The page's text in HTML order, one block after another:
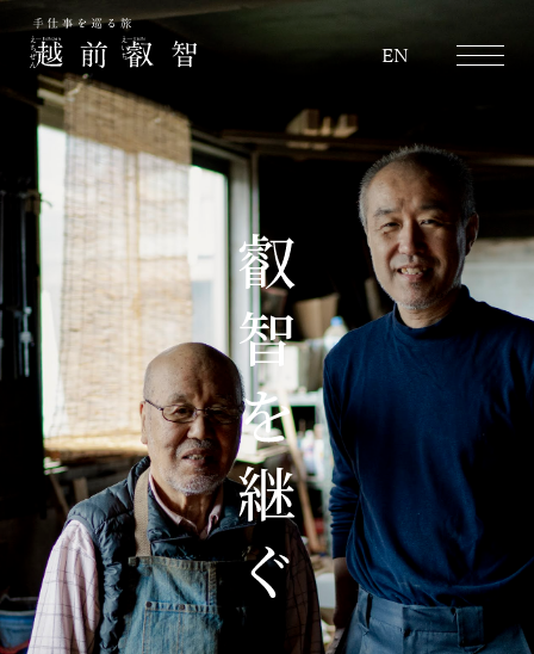
EN